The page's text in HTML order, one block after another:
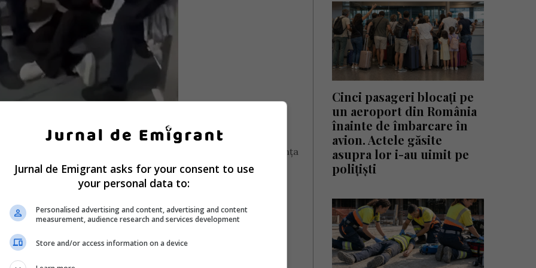
de modul în care aceasta era imobilizată și a invocat prezența
vă, că se uită copilul! Ia mâna de pe ea! Ia mâna de pe ea!”.
a venit speriat către ea, intervenția ar fi trebuit să se
și speriat spre mine, ei trebuiau să se oprească!”.
Cinci pasageri blocați pe
un aeroport din România
înainte de îmbarcare în
avion. Actele găsite
asupra lor i-au uimit pe
polițiști
Jurnal de Emigrant asks for your consent to use
your personal data to:
Personalised advertising and content, advertising and content
measurement, audience research and services development
Store and/or access information on a device